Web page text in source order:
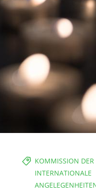
KOMMISSION DER
INTERNATIONALE